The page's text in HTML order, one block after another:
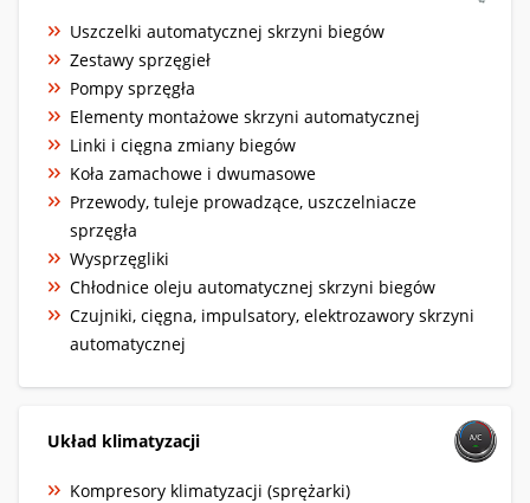
Uszczelki automatycznej skrzyni biegów
Zestawy sprzęgieł
Pompy sprzęgła
Elementy montażowe skrzyni automatycznej
Linki i cięgna zmiany biegów
Koła zamachowe i dwumasowe
Przewody, tuleje prowadzące, uszczelniacze
sprzęgła
Wysprzęgliki
Chłodnice oleju automatycznej skrzyni biegów
Czujniki, cięgna, impulsatory, elektrozawory skrzyni
automatycznej
Układ klimatyzacji
Kompresory klimatyzacji (sprężarki)